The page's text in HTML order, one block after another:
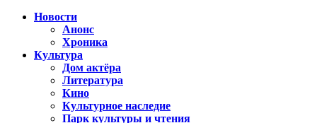
Новости
Анонс
Хроника
Культура
Дом актёра
Литература
Кино
Культурное наследие
Парк культуры и чтения